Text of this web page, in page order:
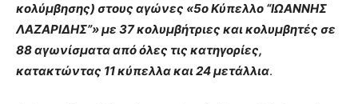
κολύμβησης) στους αγώνες «5ο Κύπελλο “ΙΩΑΝΝΗΣ
ΛΑΖΑΡΙΔΗΣ”» με 37 κολυμβήτριες και κολυμβητές σε
88 αγωνίσματα από όλες τις κατηγορίες,
κατακτώντας 11 κύπελλα και 24 μετάλλια.